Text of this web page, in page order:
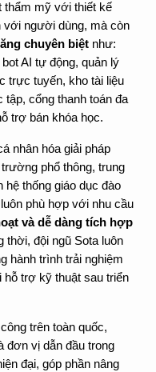
thẩm mỹ với thiết kế
với người dùng, mà còn
chuyên biệt như:
AI tự động, quản lý
trực tuyến, kho tài liệu
tập, cổng thanh toán đa
trợ bán khóa học.
nhân hóa giải pháp
phổ thông, trung
hệ thống giáo dục đào
phù hợp với nhu cầu
và dễ dàng tích hợp
thời, đội ngũ Sota luôn
hành trình trải nghiệm
trợ kỹ thuật sau triển
đơn vị dẫn đầu trong
đại, góp phần nâng